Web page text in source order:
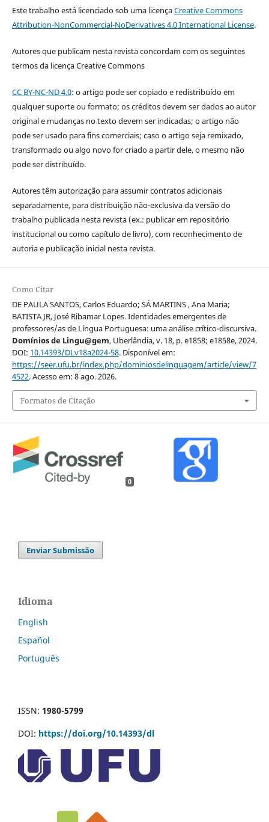
Este trabalho está licenciado sob uma licençaCreative Commons
Attribution-NonCommercial-NoDerivatives 4.0 International License.
Autores que publicam nesta revista concordam com os seguintes
termos da licença Creative Commons
CC BY-NC-ND 4.0: o artigo pode ser copiado e redistribuído em
qualquer suporte ou formato; os créditos devem ser dados ao autor
original e mudanças no texto devem ser indicadas; o artigo não
pode ser usado para fins comerciais; caso o artigo seja remixado,
transformado ou algo novo for criado a partir dele, o mesmo não
pode ser distribuído.
Autores têm autorização para assumir contratos adicionais
separadamente, para distribuição não-exclusiva da versão do
trabalho publicada nesta revista (ex.: publicar em repositório
institucional ou como capítulo de livro), com reconhecimento de
autoria e publicação inicial nesta revista.
Como Citar
DE PAULA SANTOS, Carlos Eduardo; SÁ MARTINS , Ana Maria;
BATISTA JR, José Ribamar Lopes. Identidades emergentes de
professores/as de Língua Portuguesa: uma análise crítico-discursiva.
Domínios de Lingu@gem, Uberlândia, v. 18, p. e1858; e1858e, 2024.
DOI: 10.14393/DLv18a2024-58. Disponível em:
https://seer.ufu.br/index.php/dominiosdelinguagem/article/view/7
4522. Acesso em: 8 ago. 2026.
Formatos de Citação
0
Enviar Submissão
Idioma
English
Español
Português
ISSN: 1980-5799
DOI: https://doi.org/10.14393/dl